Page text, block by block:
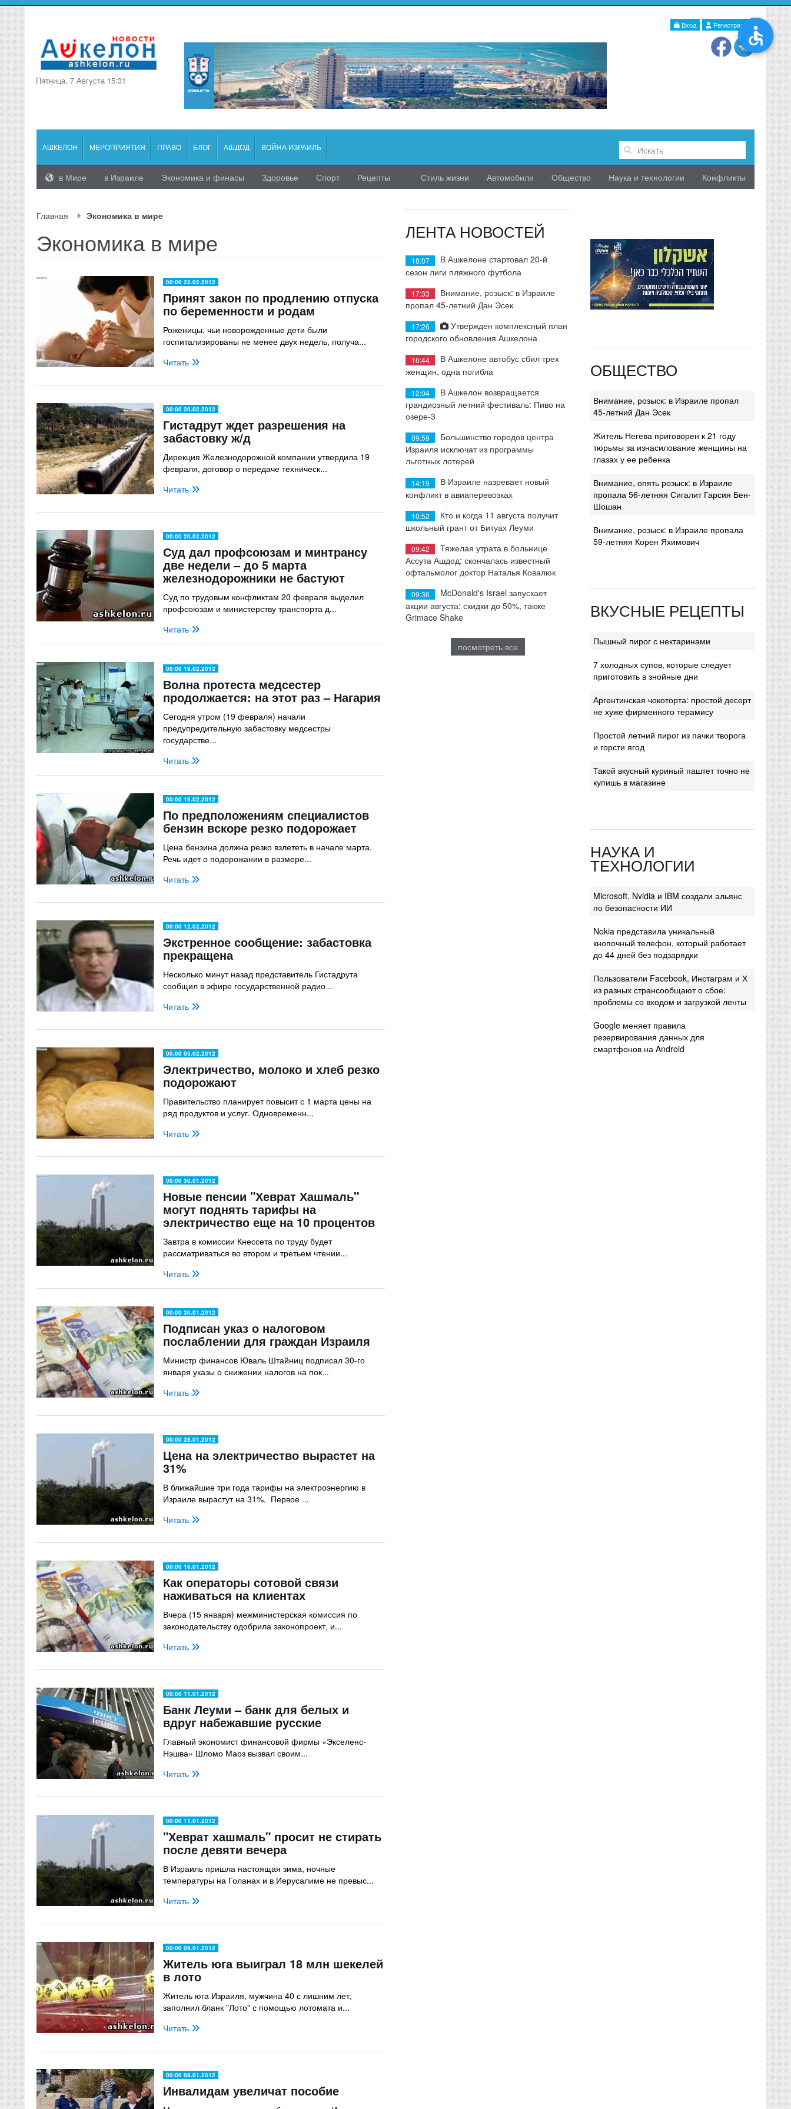
Вход Регистрация
Пятница, 7 Августа 15:31
АШКЕЛОН МЕРОПРИЯТИЯ ПРАВО БЛОГ АШДОД ВОЙНА ИЗРАИЛЬ
в Мире в Израиле Экономика и финасы Здоровье Спорт Рецепты Стиль жизни Автомобили Общество Наука и технологии Конфликты
Главная Экономика в мире
Экономика в мире
00:00 22.02.2012
Принят закон по продлению отпуска
по беременности и родам
Роженицы, чьи новорожденные дети были
госпитализированы не менее двух недель, получа...
Читать
00:00 20.02.2012
Гистадрут ждет разрешения на
забастовку ж/д
Дирекция Железнодорожной компании утвердила 19
февраля, договор о передаче техническ...
Читать
00:00 20.02.2012
Суд дал профсоюзам и минтрансу
две недели – до 5 марта
железнодорожники не бастуют
Суд по трудовым конфликтам 20 февраля выделил
профсоюзам и министерству транспорта д...
Читать
00:00 19.02.2012
Волна протеста медсестер
продолжается: на этот раз – Нагария
Сегодня утром (19 февраля) начали
предупредительную забастовку медсестры
государстве...
Читать
00:00 19.02.2012
По предположениям специалистов
бензин вскоре резко подорожает
Цена бензина должна резко взлететь в начале марта.
Речь идет о подорожании в размере...
Читать
00:00 12.02.2012
Экстренное сообщение: забастовка
прекращена
Несколько минут назад представитель Гистадрута
сообщил в эфире государственной радио...
Читать
00:00 05.02.2012
Электричество, молоко и хлеб резко
подорожают
Правительство планирует повысит с 1 марта цены на
ряд продуктов и услуг. Одновременн...
Читать
00:00 30.01.2012
Новые пенсии "Хеврат Хашмаль"
могут поднять тарифы на
электричество еще на 10 процентов
Завтра в комиссии Кнессета по труду будет
рассматриваться во втором и третьем чтении...
Читать
00:00 30.01.2012
Подписан указ о налоговом
послаблении для граждан Израиля
Министр финансов Юваль Штайниц подписал 30-го
января указы о снижении налогов на пок...
Читать
00:00 28.01.2012
Цена на электричество вырастет на
31%
В ближайшие три года тарифы на электроэнергию в
Израиле вырастут на 31%. Первое ...
Читать
00:00 16.01.2012
Как операторы сотовой связи
наживаться на клиентах
Вчера (15 января) межминистерская комиссия по
законодательству одобрила законопроект, и...
Читать
00:00 11.01.2012
Банк Леуми – банк для белых и
вдруг набежавшие русские
Главный экономист финансовой фирмы «Экселенс-
Нэшва» Шломо Маоз вызвал своим...
Читать
00:00 11.01.2012
"Хеврат хашмаль" просит не стирать
после девяти вечера
В Израиль пришла настоящая зима, ночные
температуры на Голанах и в Иерусалиме не превыс...
Читать
00:00 09.01.2012
Житель юга выиграл 18 млн шекелей
в лото
Житель юга Израиля, мужчина 40 с лишним лет,
заполнил бланк "Лото" с помощью лотомата и...
Читать
00:00 08.01.2012
Инвалидам увеличат пособие
ЛЕНТА НОВОСТЕЙ
18:07
В Ашкелоне стартовал 20-й
сезон лиги пляжного футбола
17:33
Внимание, розыск: в Израиле
пропал 45-летний Дан Эсек
17:26
Утвержден комплексный план
городского обновления Ашкелона
16:44
В Ашкелоне автобус сбил трех
женщин, одна погибла
12:04
В Ашкелон возвращается
грандиозный летний фестиваль: Пиво на
озере-3
09:59
Большинство городов центра
Израиля исключат из программы
льготных лотерей
14:19
В Израиле назревает новый
конфликт в авиаперевозках
10:52
Кто и когда 11 августа получит
школьный грант от Битуах Леуми
09:42
Тяжелая утрата в больнице
Ассута Ашдод: скончалась известный
офтальмолог доктор Наталья Ковалюк
09:36
McDonald's Israel запускает
акции августа: скидки до 50%, также
Grimace Shake
посмотреть все
ОБЩЕСТВО
Внимание, розыск: в Израиле пропал
45-летний Дан Эсек
Житель Негева приговорен к 21 году
тюрьмы за изнасилование женщины на
глазах у ее ребенка
Внимание, опять розыск: в Израиле
пропала 56-летняя Сигалит Гарсия Бен-
Шошан
Внимание, розыск: в Израиле пропала
59-летняя Корен Яхимович
ВКУСНЫЕ РЕЦЕПТЫ
Пышный пирог с нектаринами
7 холодных супов, которые следует
приготовить в знойные дни
Аргентинская чокоторта: простой десерт
не хуже фирменного терамису
Простой летний пирог из пачки творога
и горсти ягод
Такой вкусный куриный паштет точно не
купишь в магазине
НАУКА И
ТЕХНОЛОГИИ
Microsoft, Nvidia и IBM создали альянс
по безопасности ИИ
Nokia представила уникальный
кнопочный телефон, который работает
до 44 дней без подзарядки
Пользователи Facebook, Инстаграм и Х
из разных странсообщают о сбое:
проблемы со входом и загрузкой ленты
Google меняет правила
резервирования данных для
смартфонов на Android